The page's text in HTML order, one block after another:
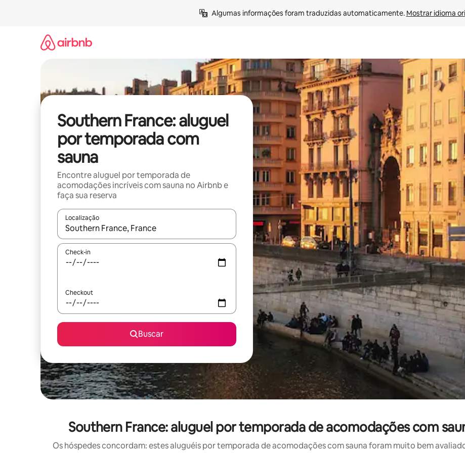
Algumas informações foram traduzidas automaticamente. Mostrar idioma
Southern France: aluguel
por temporada com
sauna
Encontre aluguel por temporada de
acomodações incríveis com sauna no Airbnb e
faça sua reserva
Localização
Quando os resultados estiverem disponíveis, explore-os usando as seta para cima e para baixo do teclado ou tocando e
Check-in
Checkout
Buscar
Southern France: aluguel por temporada de acomodações com
Os hóspedes concordam: estes aluguéis por temporada de acomodações com sauna foram muito bem